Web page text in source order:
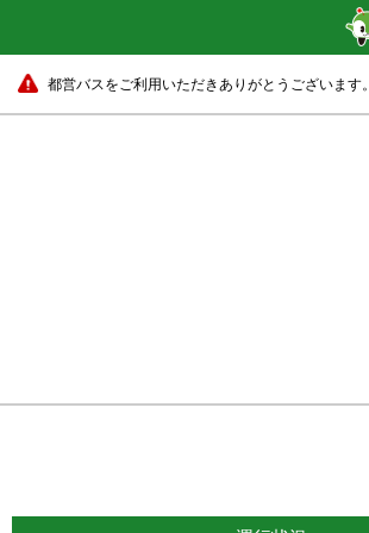
都営バスをご利用いただきありがとうございます。